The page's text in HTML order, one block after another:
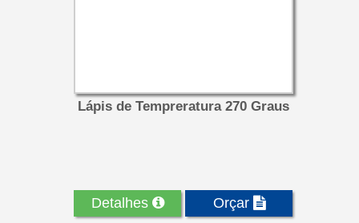
Lápis de Tempreratura 270 Graus
Detalhes Orçar